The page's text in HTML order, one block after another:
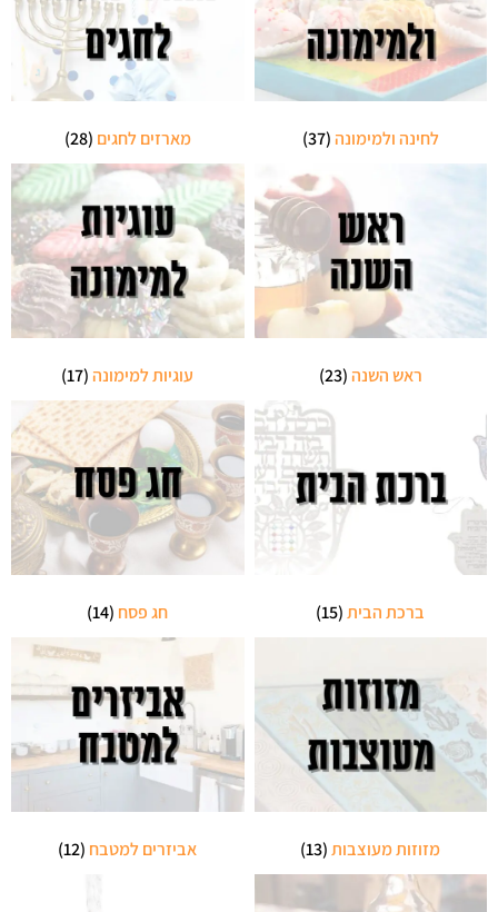
לחינה ולמימונה(37) מארזים לחגים (28)
ראש השנה(23) עוגיות למימונה(17)
ברכת הבית(15) חג פסח (14)
מזוזות מעוצבות(13) אביזרים למטבח (12)